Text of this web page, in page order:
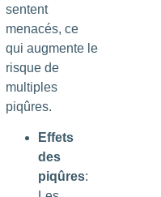
sentent
menacés, ce
qui augmente le
risque de
multiples
piqûres.
Effets
des
piqûres: